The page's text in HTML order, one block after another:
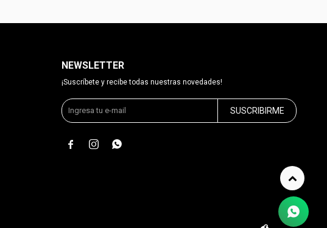
NEWSLETTER
¡Suscríbete y recibe todas nuestras novedades!
SUSCRIBIRME
  